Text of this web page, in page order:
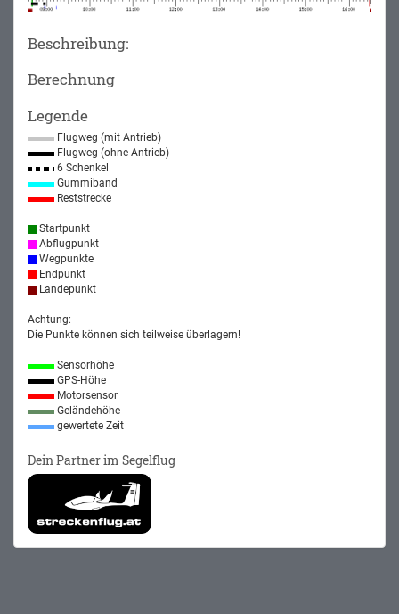
Beschreibung:
Berechnung
Legende
Flugweg (mit Antrieb)
Flugweg (ohne Antrieb)
6 Schenkel
Gummiband
Reststrecke
Startpunkt
Abflugpunkt
Wegpunkte
Endpunkt
Landepunkt
Achtung:
Die Punkte können sich teilweise überlagern!
Sensorhöhe
GPS-Höhe
Motorsensor
Geländehöhe
gewertete Zeit
Dein Partner im Segelflug